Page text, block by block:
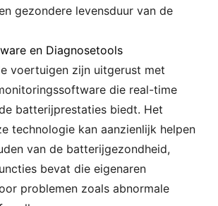
gezondere levensduur van de
en Diagnosetools
voertuigen zijn uitgerust met
die real-time
batterijprestaties biedt. Het
technologie kan aanzienlijk helpen
van de batterijgezondheid,
bevat die eigenaren
problemen zoals abnormale